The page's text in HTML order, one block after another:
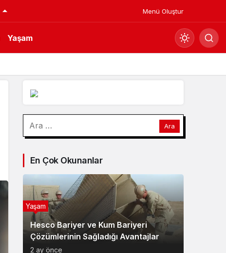
Menü Oluştur
Yaşam
Mod
değiştir
Gece modunu seçin.
Sistem Modu
Sistem modunu seçin.
En Çok Okunanlar
Hesco Bariyer ve Kum Bariyeri
Çözümlerinin Sağladığı Avantajlar
2 ay önce
Yaşam